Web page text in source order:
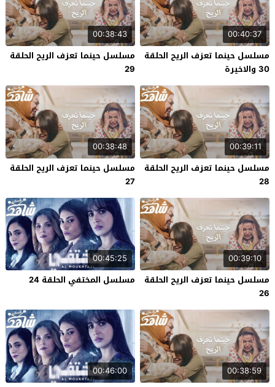
00:40:37
مسلسل حينما تعزف الريح الحلقة
30 والاخيرة
00:38:43
مسلسل حينما تعزف الريح الحلقة
29
00:39:11
مسلسل حينما تعزف الريح الحلقة
28
00:38:48
مسلسل حينما تعزف الريح الحلقة
27
00:39:10
مسلسل حينما تعزف الريح الحلقة
26
00:45:25
مسلسل المختفي الحلقة 24
00:38:59
00:46:00